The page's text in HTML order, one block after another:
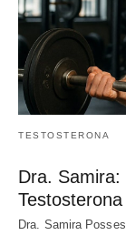
TESTOSTERONA
Dra.
Testosterona
Dra. Samira